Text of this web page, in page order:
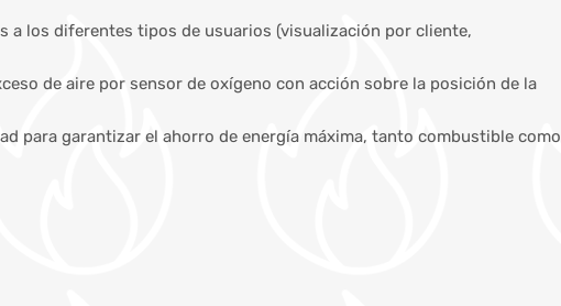
a los diferentes tipos de usuarios (visualización por cliente,
de aire por sensor de oxígeno con acción sobre la posición de la
para garantizar el ahorro de energía máxima, tanto combustible como